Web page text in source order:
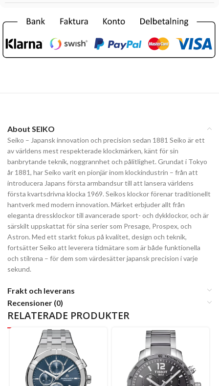
About SEIKO
Seiko – Japansk innovation och precision sedan 1881 Seiko är ett
av världens mest respekterade klockmärken, känt för sin
banbrytande teknik, noggrannhet och pålitlighet. Grundat i Tokyo
år 1881, har Seiko varit en pionjär inom klockindustrin – från att
introducera Japans första armbandsur till att lansera världens
första kvartsdrivna klocka 1969. Seikos klockor förenar traditionellt
hantverk med modern innovation. Märket erbjuder allt från
eleganta dressklockor till avancerade sport- och dykklockor, och är
särskilt uppskattat för sina serier som Presage, Prospex, och
Astron. Med ett starkt fokus på kvalitet, design och teknik,
fortsätter Seiko att leverera tidmätare som är både funktionella
och stilrena – för dem som värdesätter japansk precision i varje
sekund.
Frakt och leverans
Recensioner (0)
RELATERADE PRODUKTER